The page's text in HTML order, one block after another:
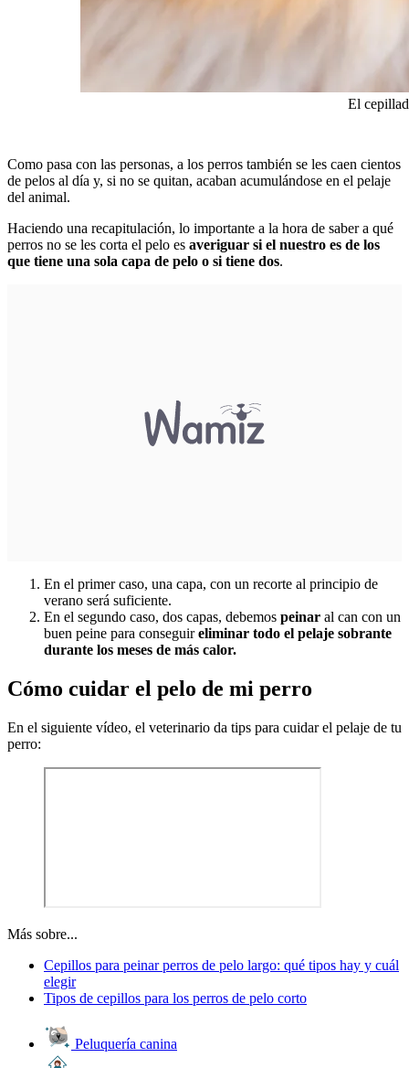
El
Como pasa con las personas, a los perros también se les caen cientos
de pelos al día y, si no se quitan, acaban acumulándose en el pelaje
del animal.
Haciendo una recapitulación, lo importante a la hora de saber a qué
perros no se les corta el pelo es averiguar si el nuestro es de los
que tiene una sola capa de pelo o si tiene dos.
En el primer caso, una capa, con un recorte al principio de
verano será suficiente.
En el segundo caso, dos capas, debemos peinar al can con un
buen peine para conseguireliminar todo el pelaje sobrante
durante los meses de más calor.
Cómo cuidar el pelo de mi perro
En el siguiente vídeo, el veterinario da tips para cuidar el pelaje de tu
perro:
Más sobre...
Cepillos para peinar perros de pelo largo: qué tipos hay y cuál
elegir
Tipos de cepillos para los perros de pelo corto
Peluquería canina